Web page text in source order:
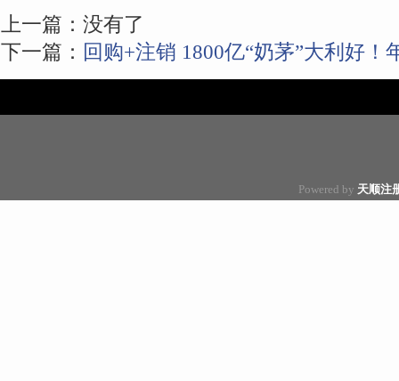
上一篇：没有了
下一篇： 回购+注销 1800亿“奶茅”大利好！
Powered by 天顺注